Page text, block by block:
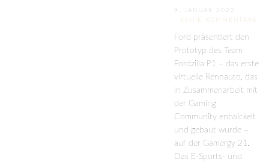
9. JANUAR 2022
KEINE KOMMENTARE
Ford präsentiert den
Prototyp des Team
Fordzilla P1 – das erste
virtuelle Rennauto, das
in Zusammenarbeit mit
der Gaming
Community entwickelt
und gebaut wurde –
auf der Gamergy 21.
Das E-Sports- und